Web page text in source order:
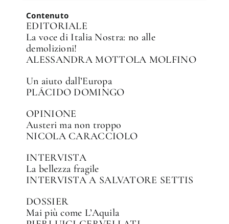
Contenuto
EDITORIALE
La voce di Italia Nostra: no alle
demolizioni!
ALESSANDRA MOTTOLA MOLFINO
Un aiuto dall’Europa
PLÁCIDO DOMINGO
OPINIONE
Austeri ma non troppo
NICOLA CARACCIOLO
INTERVISTA
La bellezza fragile
INTERVISTA A SALVATORE SETTIS
DOSSIER
Mai più come L’Aquila